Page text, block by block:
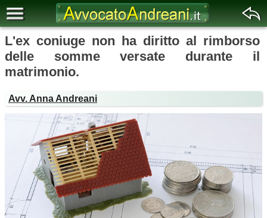
L'ex coniuge non ha diritto al rimborso
delle somme versate durante il
matrimonio.
Avv. Anna Andreani